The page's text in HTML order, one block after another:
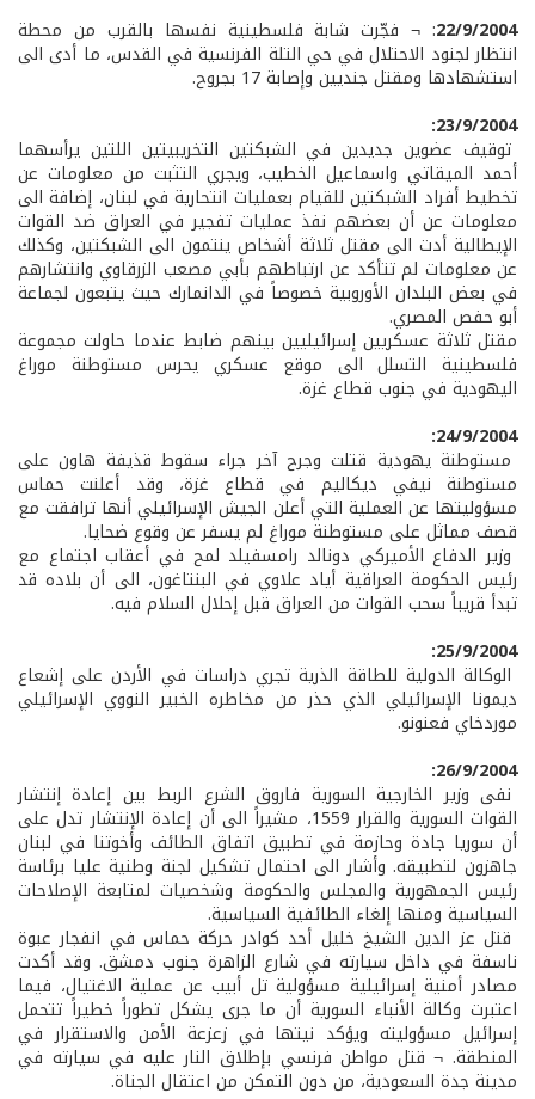
22/9/2004: ¬ فجّرت شابة فلسطينية نفسها بالقرب من محطة
انتظار لجنود الاحتلال في حي التلة الفرنسية في القدس، ما أدى الى
استشهادها ومقتل جنديين وإصابة 17 بجروح.
23/9/2004:
توقيف عضوين جديدين في الشبكتين التخريبيتين اللتين يرأسهما
أحمد الميقاتي واسماعيل الخطيب، ويجري التثبت من معلومات عن
تخطيط أفراد الشبكتين للقيام بعمليات انتحارية في لبنان، إضافة الى
معلومات عن أن بعضهم نفذ عمليات تفجير في العراق ضد القوات
الإيطالية أدت الى مقتل ثلاثة أشخاص ينتمون الى الشبكتين، وكذلك
عن معلومات لم تتأكد عن ارتباطهم بأبي مصعب الزرقاوي وانتشارهم
في بعض البلدان الأوروبية خصوصاً في الدانمارك حيث يتبعون لجماعة
أبو حفص المصري.
مقتل ثلاثة عسكريين إسرائيليين بينهم ضابط عندما حاولت مجموعة
فلسطينية التسلل الى موقع عسكري يحرس مستوطنة موراغ
اليهودية في جنوب قطاع غزة.
24/9/2004:
مستوطنة يهودية قتلت وجرح آخر جراء سقوط قذيفة هاون على
مستوطنة نيفي ديكاليم في قطاع غزة، وقد أعلنت حماس
مسؤوليتها عن العملية التي أعلن الجيش الإسرائيلي أنها ترافقت مع
قصف مماثل على مستوطنة موراغ لم يسفر عن وقوع ضحايا.
وزير الدفاع الأميركي دونالد رامسفيلد لمح في أعقاب اجتماع مع
رئيس الحكومة العراقية أياد علاوي في البنتاغون، الى أن بلاده قد
تبدأ قريباً سحب القوات من العراق قبل إحلال السلام فيه.
25/9/2004:
الوكالة الدولية للطاقة الذرية تجري دراسات في الأردن على إشعاع
ديمونا الإسرائيلي الذي حذر من مخاطره الخبير النووي الإسرائيلي
موردخاي فعنونو.
26/9/2004:
نفى وزير الخارجية السورية فاروق الشرع الربط بين إعادة إنتشار
القوات السورية والقرار 1559، مشيراً الى أن إعادة الإنتشار تدل على
أن سوريا جادة وحازمة في تطبيق اتفاق الطائف وأخوتنا في لبنان
جاهزون لتطبيقه. وأشار الى احتمال تشكيل لجنة وطنية عليا برئاسة
رئيس الجمهورية والمجلس والحكومة وشخصيات لمتابعة الإصلاحات
السياسية ومنها إلغاء الطائفية السياسية.
قتل عز الدين الشيخ خليل أحد كوادر حركة حماس في انفجار عبوة
ناسفة في داخل سيارته في شارع الزاهرة جنوب دمشق. وقد أكدت
مصادر أمنية إسرائيلية مسؤولية تل أبيب عن عملية الاغتيال، فيما
اعتبرت وكالة الأنباء السورية أن ما جرى يشكل تطوراً خطيراً تتحمل
إسرائيل مسؤوليته ويؤكد نيتها في زعزعة الأمن والاستقرار في
المنطقة. ¬ قتل مواطن فرنسي بإطلاق النار عليه في سيارته في
مدينة جدة السعودية، من دون التمكن من اعتقال الجناة.